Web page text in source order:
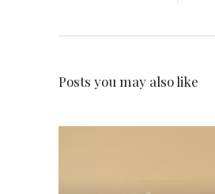
Posts you may also like